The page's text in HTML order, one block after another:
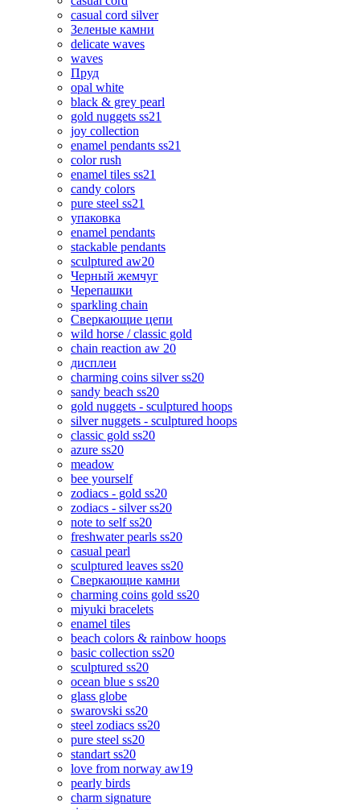
casual cord silver
Зеленые камни
delicate waves
waves
Пруд
opal white
black & grey pearl
gold nuggets ss21
joy collection
enamel pendants ss21
color rush
enamel tiles ss21
candy colors
pure steel ss21
упаковка
enamel pendants
stackable pendants
sculptured aw20
Черный жемчуг
Черепашки
sparkling chain
Сверкающие цепи
wild horse / classic gold
chain reaction aw 20
дисплеи
charming coins silver ss20
sandy beach ss20
gold nuggets - sculptured hoops
silver nuggets - sculptured hoops
classic gold ss20
azure ss20
meadow
bee yourself
zodiacs - gold ss20
zodiacs - silver ss20
note to self ss20
freshwater pearls ss20
casual pearl
sculptured leaves ss20
Сверкающие камни
charming coins gold ss20
miyuki bracelets
enamel tiles
beach colors & rainbow hoops
basic collection ss20
sculptured ss20
ocean blue s ss20
glass globe
swarovski ss20
steel zodiacs ss20
pure steel ss20
standart ss20
love from norway aw19
pearly birds
charm signature